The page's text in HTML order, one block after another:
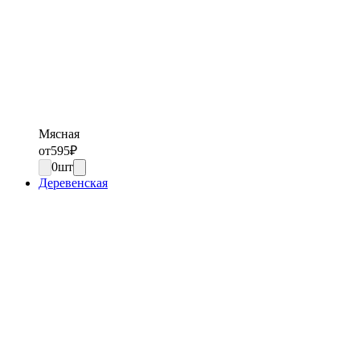
Мясная
от595₽
0шт
Деревенская